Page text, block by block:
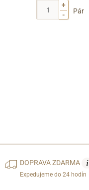
+
-
Pár
DOPRAVAZDARMA i
Expedujeme do 24 hodín